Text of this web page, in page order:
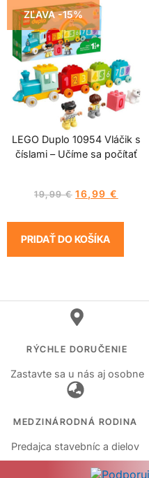
ZĽAVA -15%
LEGO Duplo 10954 Vláčik s
číslami – Učíme sa počítať
19,99€ 16,99€
PRIDAŤ DO KOŠÍKA
RÝCHLE DORUČENIE
Zastavte sa u nás aj osobne
MEDZINÁRODNÁ RODINA
Predajca stavebníc a dielov